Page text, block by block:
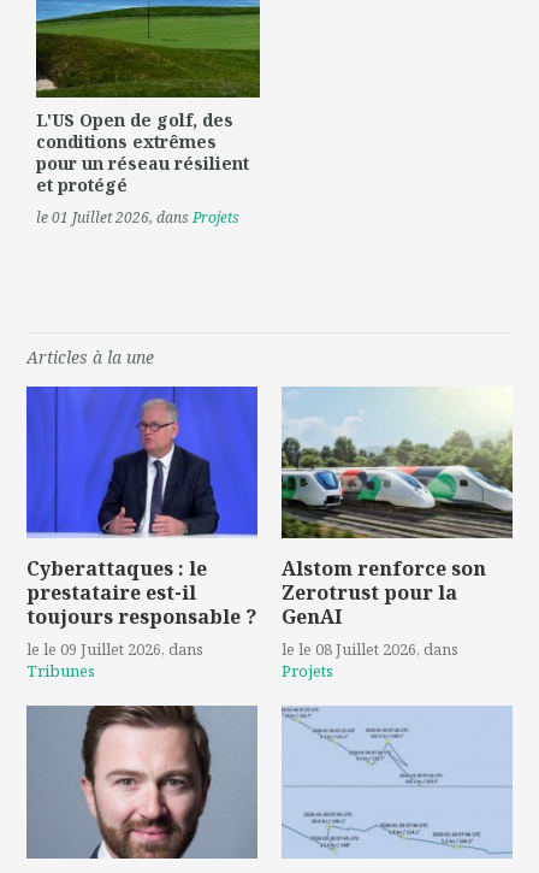
L'US Open de golf, des
conditions extrêmes
pour un réseau résilient
et protégé
le 01 Juillet 2026, dansProjets
Articles à la une
Cyberattaques : le
prestataire est-il
toujours responsable ?
le le 09 Juillet 2026, dans
Tribunes
Alstom renforce son
Zerotrust pour la
GenAI
le le 08 Juillet 2026, dans
Projets